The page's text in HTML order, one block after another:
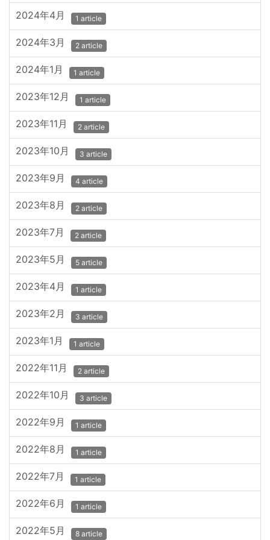
2024年4月 1 article
2024年3月 2 article
2024年1月 1 article
2023年12月 1 article
2023年11月 2 article
2023年10月 3 article
2023年9月 4 article
2023年8月 2 article
2023年7月 2 article
2023年5月 5 article
2023年4月 1 article
2023年2月 3 article
2023年1月 1 article
2022年11月 2 article
2022年10月 3 article
2022年9月 1 article
2022年8月 1 article
2022年7月 1 article
2022年6月 1 article
2022年5月 8 article